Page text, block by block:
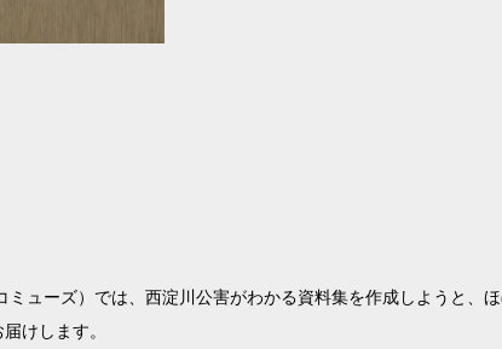
ューズ）では、西淀川公害がわかる資料集を作成しようと、
けします。